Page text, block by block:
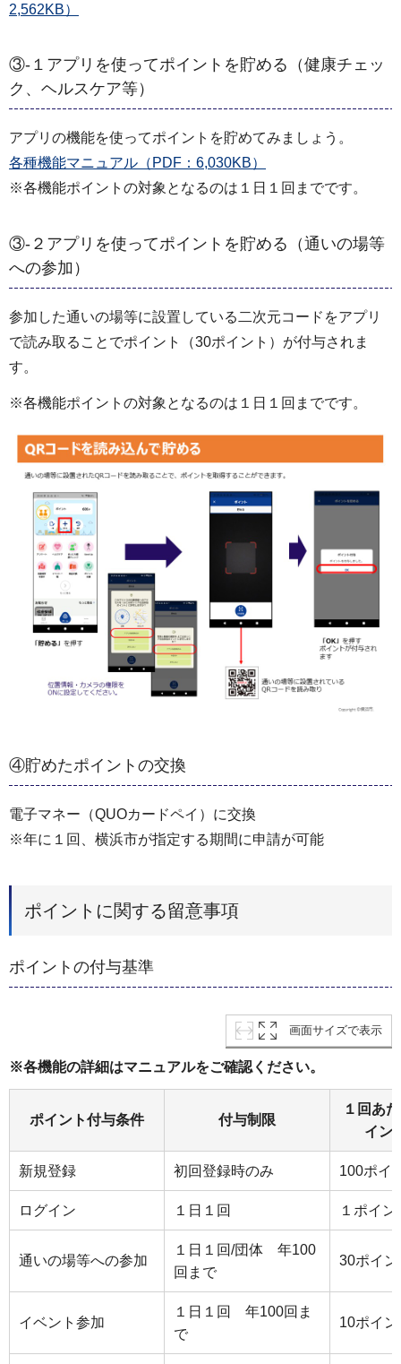
2,562KB）
③-１アプリを使ってポイントを貯める（健康チェッ
ク、ヘルスケア等）
アプリの機能を使ってポイントを貯めてみましょう。
各種機能マニュアル（PDF：6,030KB）
※各機能ポイントの対象となるのは１日１回までです。
③-２アプリを使ってポイントを貯める（通いの場等
への参加）
参加した通いの場等に設置している二次元コードをアプリ
で読み取ることでポイント（30ポイント）が付与されま
す。
※各機能ポイントの対象となるのは１日１回までです。
④貯めたポイントの交換
電子マネー（QUOカードペイ）に交換
※年に１回、横浜市が指定する期間に申請が可能
ポイントに関する留意事項
ポイントの付与基準
画面サイズで表示
※各機能の詳細はマニュアルをご確認ください。
ポイント付与条件 付与制限
１回あ
イン
新規登録 初回登録時のみ 100ポイ
ログイン １日１回 １ポイン
通いの場等への参加
１日１回/団体 年100
回まで
30ポイン
イベント参加
１日１回 年100回ま
で
10ポイン